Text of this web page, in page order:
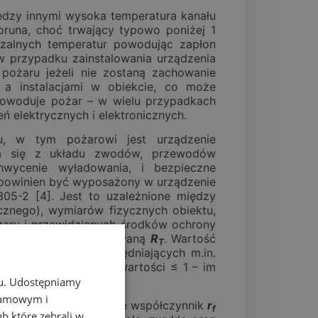
innymi wysoka temperatura kanału
choć trwający typowo poniżej 1
temperatur powodując zapłon
przypadku zainstalowania urządzenia
jeżeli nie zostaną zachowanie
a instalacjami w obiekcie, co może
pożar – w wielu przypadkach
elektrycznych i elektronicznych.
w tym pożarowi jest urządzenie
się z układu zwodów, przewodów
wyładowania, i bezpieczne
być wyposażony w urządzenie
2 [4]. Jest to uzależnione między
wymiarów fizycznych obiektu,
i przewidzianych środków ochrony
wartość tolerowaną RT. Wartość
uwzględniających m.in.
zazwyczaj wartości ≤ 1 – im
które definiuje współczynnik rf
Udostępniamy
i